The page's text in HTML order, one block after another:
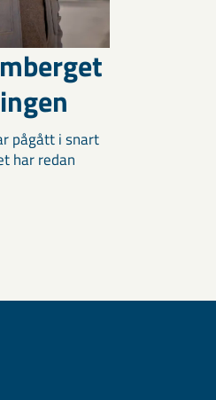
pågått i snart
har redan